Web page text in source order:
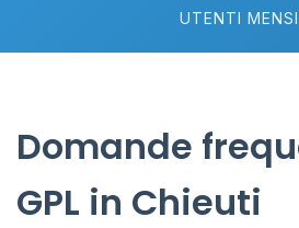
UTENTI
Domande
GPL in Chieuti